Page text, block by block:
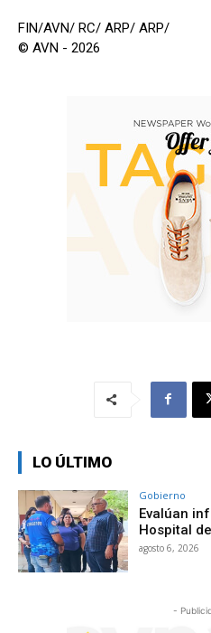
FIN/AVN/ RC/ ARP/ ARP/
© AVN - 2026
LO ÚLTIMO
Gobierno
Evalúan
Hospital
agosto 6, 2026
-